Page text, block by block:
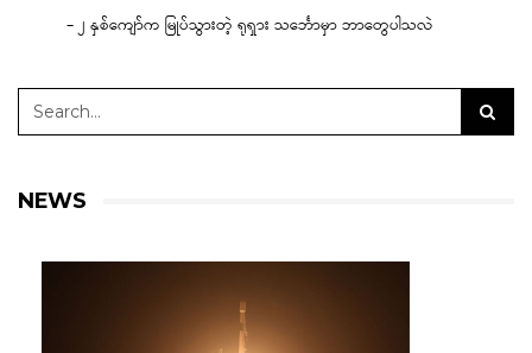
– ၂ နှစ်ကျော်က မြုပ်သွားတဲ့ ရုရှား သင်္ဘောမှာ ဘာတွေပါသလဲ
NEWS